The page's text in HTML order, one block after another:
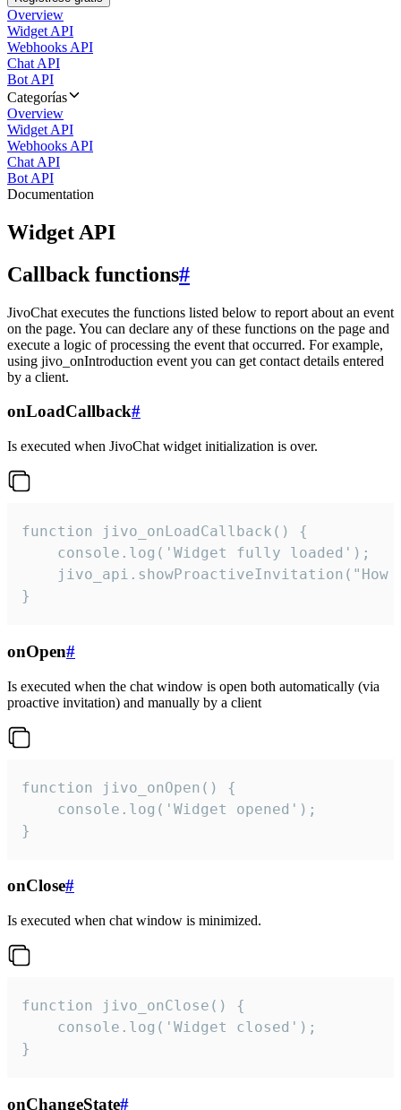
Overview
Widget API
Webhooks API
Chat API
Bot API
Categorías
Overview
Widget API
Webhooks API
Chat API
Bot API
Documentation
Widget API
Callback functions#
JivoChat executes the functions listed below to report about an event
on the page. You can declare any of these functions on the page and
execute a logic of processing the event that occurred. For example,
using jivo_onIntroduction event you can get contact details entered
by a client.
onLoadCallback#
Is executed when JivoChat widget initialization is over.
function jivo_onLoadCallback() {
    console.log('Widget fully loaded');
jivo_api.showProactiveInvitation("How
}
onOpen#
Is executed when the chat window is open both automatically (via
proactive invitation) and manually by a client
function jivo_onOpen() {
    console.log('Widget opened');
}
onClose#
Is executed when chat window is minimized.
function jivo_onClose() {
    console.log('Widget closed');
}
onChangeState#